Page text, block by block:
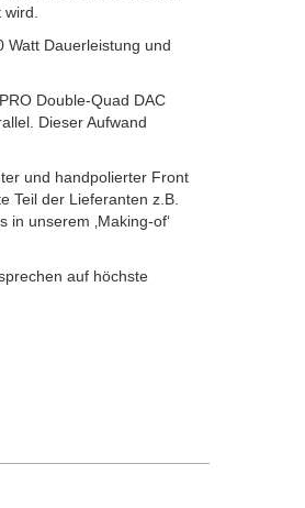
Watt Dauerleistung und
Double-Quad DAC
Dieser Aufwand
und handpolierter Front
Teil der Lieferanten z.B.
unserem ‚Making-of‘
auf höchste